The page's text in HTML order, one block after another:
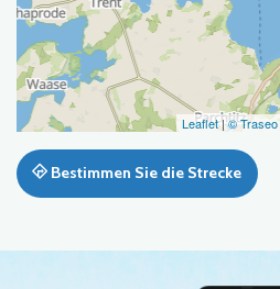
Leaflet| © Traseo
Bestimmen Sie die Strecke